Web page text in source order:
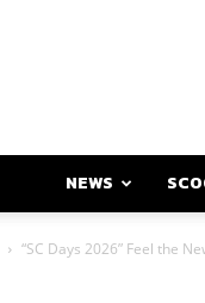
NEWS
“SC Days 2026” Feel the